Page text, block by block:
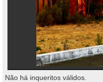
Não há inqueritos válidos.